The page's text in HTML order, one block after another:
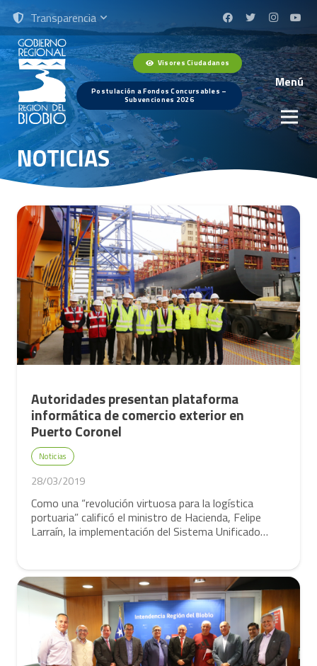
Transparencia
Visores Ciudadanos
Postulación a Fondos Concursables –
Subvenciones 2026
Menú
NOTICIAS
Autoridades presentan plataforma
informática de comercio exterior en
Puerto Coronel
Noticias
28/03/2019
Como una “revolución virtuosa para la logística
portuaria” calificó el ministro de Hacienda, Felipe
Larraín, la implementación del Sistema Unificado…